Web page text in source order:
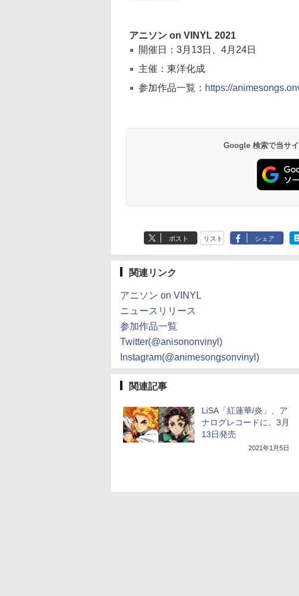
アニソン on VINYL 2021
開催日：3月13日、4月24日
主催：東洋化成
参加作品一覧： https://
Google 検索で当サ
ポスト リスト シェア
関連リンク
アニソン on VINYL
ニュースリリース
参加作品一覧
Twitter(@anisononvinyl)
Instagram(@animesongsonvinyl)
関連記事
LiSA「紅蓮華/炎」、ア
ナログレコードに。3月
13日発売
2021年1月5日